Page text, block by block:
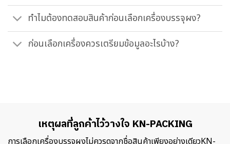
ทำไมต้องทดสอบสินค้าก่อนเลือกเครื่องบรรจุผง?
ก่อนเลือกเครื่องควรเตรียมข้อมูลอะไรบ้าง?
เหตุผลที่ลูกค้าไว้วางใจ KN-PACKING